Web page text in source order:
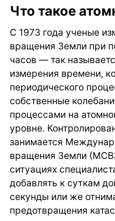
Что такое
С 1973 года ученые
вращения Земли при
часов — так
измерения времени,
периодического
собственные
процессами на
уровне.
занимается
вращения Земли
ситуациях
добавлять к суткам
секунды или же
предотвращения